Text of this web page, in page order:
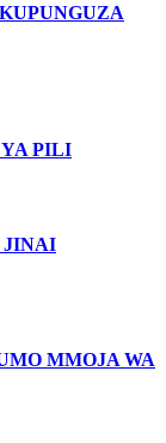
PILI
JINAI
MMOJA WA